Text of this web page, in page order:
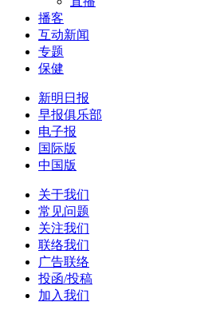
播客
互动新闻
专题
保健
新明日报
早报俱乐部
电子报
国际版
中国版
关于我们
常见问题
关注我们
联络我们
广告联络
投函/投稿
加入我们